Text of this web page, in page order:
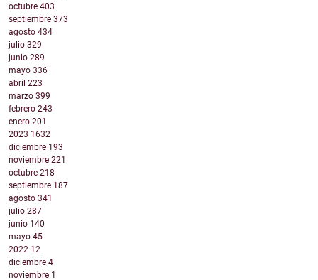
octubre 403
septiembre 373
agosto 434
julio 329
junio 289
mayo 336
abril 223
marzo 399
febrero 243
enero 201
2023 1632
diciembre 193
noviembre 221
octubre 218
septiembre 187
agosto 341
julio 287
junio 140
mayo 45
2022 12
diciembre 4
noviembre 1